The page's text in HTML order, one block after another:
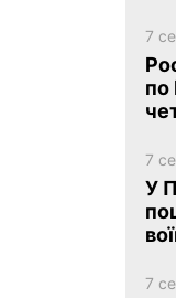
en
7
по
7
У
7